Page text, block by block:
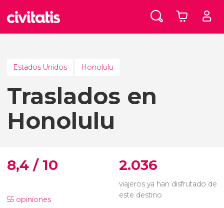
Estados Unidos Honolulu
Traslados en
Honolulu
8,4 / 10
55 opiniones
2.036
viajeros ya han disfrutado de
este destino